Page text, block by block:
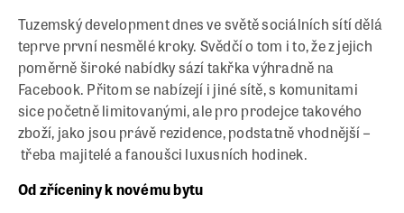
Tuzemský development dnes ve světě sociálních sítí dělá
teprve první nesmělé kroky. Svědčí o tom i to, že z jejich
poměrně široké nabídky sází takřka výhradně na
Facebook. Přitom se nabízejí i jiné sítě, s komunitami
sice početně limitovanými, ale pro prodejce takového
zboží, jako jsou právě rezidence, podstatně vhodnější –
třeba majitelé a fanoušci luxusních hodinek.
Od zříceniny k novému bytu